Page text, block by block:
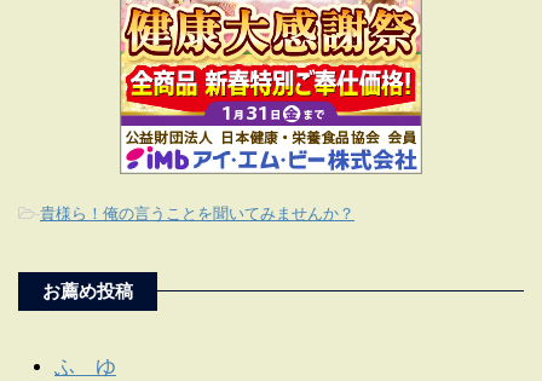
-貴様ら！俺の言うことを聞いてみませんか？
お薦め投稿
ふ ゆ